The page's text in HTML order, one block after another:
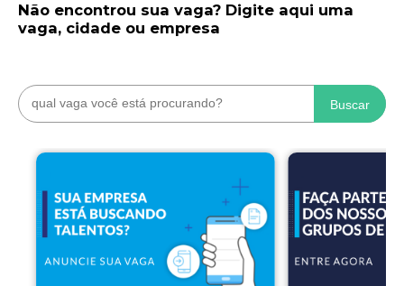
Não encontrou sua vaga? Digite aqui uma
vaga, cidade ou empresa
Buscar